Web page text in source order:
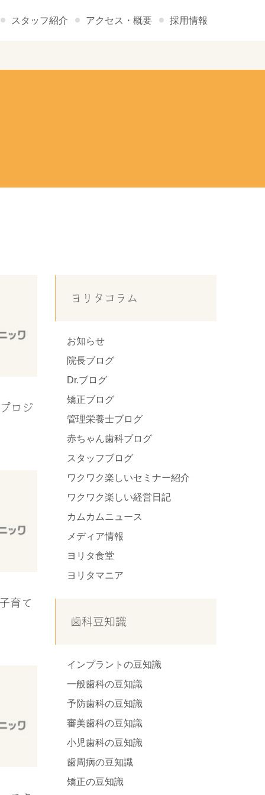
スタッフ紹介 アクセス・概要 採用情報
ロジ
育て
ヨリタコラム
お知らせ
院長ブログ
Dr.ブログ
矯正ブログ
管理栄養士ブログ
赤ちゃん歯科ブログ
スタッフブログ
ワクワク楽しいセミナー紹介
ワクワク楽しい経営日記
カムカムニュース
メディア情報
ヨリタ食堂
ヨリタマニア
歯科豆知識
インプラントの豆知識
一般歯科の豆知識
予防歯科の豆知識
審美歯科の豆知識
小児歯科の豆知識
歯周病の豆知識
矯正の豆知識